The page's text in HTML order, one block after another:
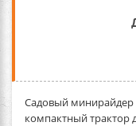
Садовый минирайдер
компактный трактор